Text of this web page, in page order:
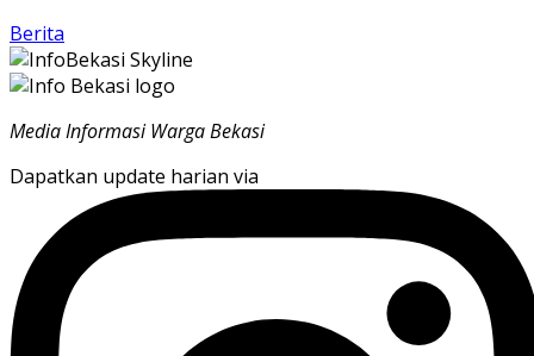
Berita
Media Informasi Warga Bekasi
Dapatkan update harian via